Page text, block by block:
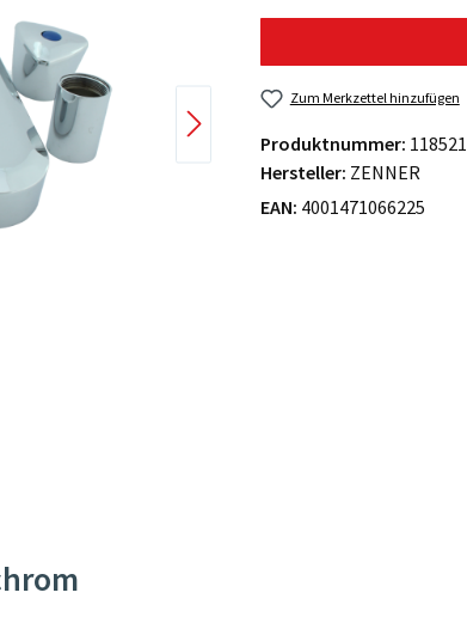
Zum Merkzettel hinzufügen
Produktnummer: 118521
Hersteller: ZENNER
EAN: 4001471066225